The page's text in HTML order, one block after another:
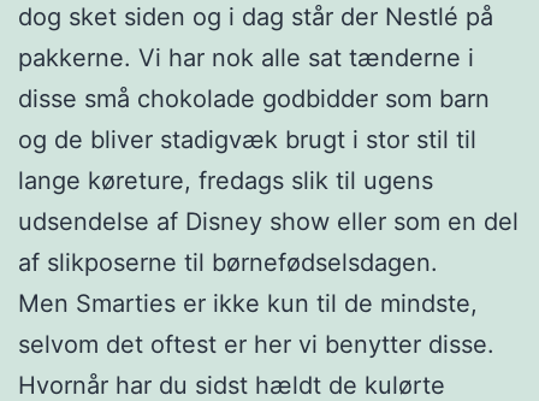
dog sket siden og i dag står der Nestlé på
pakkerne. Vi har nok alle sat tænderne i
disse små chokolade godbidder som barn
og de bliver stadigvæk brugt i stor stil til
lange køreture, fredags slik til ugens
udsendelse af Disney show eller som en del
af slikposerne til børnefødselsdagen.
Men Smarties er ikke kun til de mindste,
selvom det oftest er her vi benytter disse.
Hvornår har du sidst hældt de kulørte